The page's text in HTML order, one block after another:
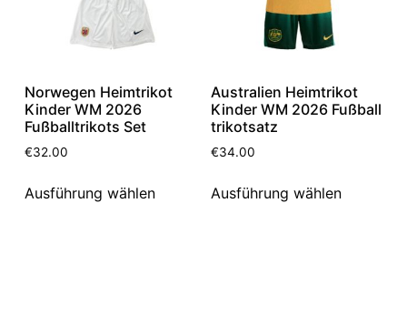
Norwegen Heimtrikot
Kinder WM 2026
Fußballtrikots Set
€32.00
Ausführung wählen
Australien Heimtrikot
Kinder WM 2026 Fußball
trikotsatz
€34.00
Ausführung wählen